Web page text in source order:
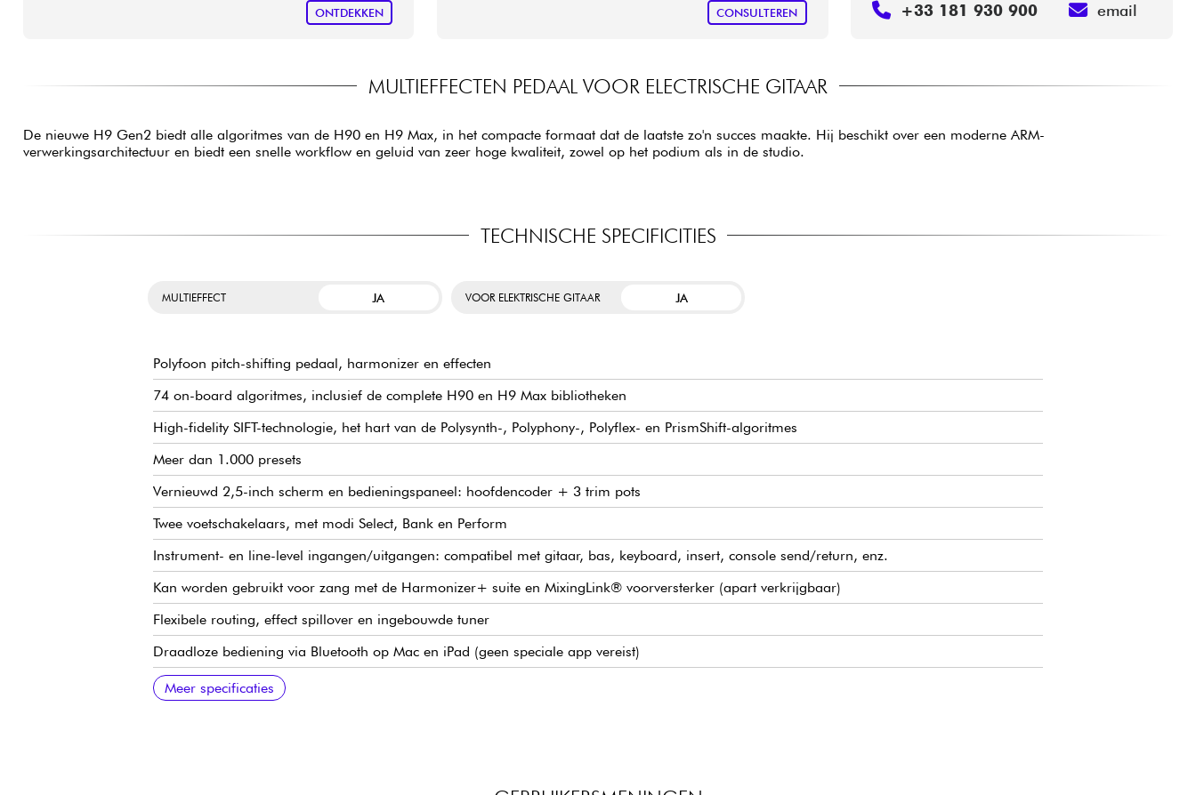
ONTDEKKEN CONSULTEREN +33 181 930 900 email
MULTIEFFECTEN PEDAAL VOOR ELECTRISCHE GITAAR
De nieuwe H9 Gen2 biedt alle algoritmes van de H90 en H9 Max, in het compacte formaat dat de laatste zo'n succes maakte. Hij beschikt over een moderne ARM-
verwerkingsarchitectuur en biedt een snelle workflow en geluid van zeer hoge kwaliteit, zowel op het podium als in de studio.
TECHNISCHE SPECIFICITIES
MULTIEFFECT JA VOOR ELEKTRISCHE GITAAR JA
Polyfoon pitch-shifting pedaal, harmonizer en effecten
74 on-board algoritmes, inclusief de complete H90 en H9 Max bibliotheken
High-fidelity SIFT-technologie, het hart van de Polysynth-, Polyphony-, Polyflex- en PrismShift-algoritmes
Meer dan 1.000 presets
Vernieuwd 2,5-inch scherm en bedieningspaneel: hoofdencoder + 3 trim pots
Twee voetschakelaars, met modi Select, Bank en Perform
Instrument- en line-level ingangen/uitgangen: compatibel met gitaar, bas, keyboard, insert, console send/return, enz.
Kan worden gebruikt voor zang met de Harmonizer+ suite en MixingLink® voorversterker (apart verkrijgbaar)
Flexibele routing, effect spillover en ingebouwde tuner
Draadloze bediening via Bluetooth op Mac en iPad (geen speciale app vereist)
USB-C-aansluiting voor updates en bewerking
MIDI In en Out/Thru op 2 x 5-pins DIN-aansluitingen
Ingangen voor hulpschakelaar en expressiepedaal (2 x 6,35 mm jack)
Voeding: 12 V / 1 A netadapter inbegrepen
Afmetingen: 140 x 125 x 65 mm
Gewicht: 600 g
Meer specificaties